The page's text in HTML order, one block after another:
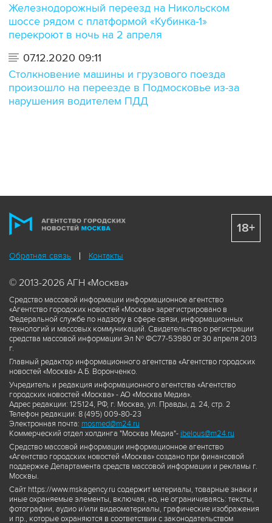
Железнодорожный переезд на Никольском
шоссе рядом с платформой «Кубинка-1»
перекроют в ночь на 2 апреля
07.12.2020 09:11
Столкновение машины и грузового поезда
произошло на переезде в Подмосковье из-за
нарушения водителем ПДД
Обратная связь Контакты
© 2013-2026 АГН «Москва»
Средство массовой информации информационное агентство
«Агентство городских новостей «Москва» зарегистрировано в
Федеральной службе по надзору в сфере связи, информационных
технологий и массовых коммуникаций. Свидетельство о регистрации
средства массовой информации Эл № ФС77-53980 от 30 апреля 2013
г.
Главный редактор информационного агентства «Агентство городских
новостей «Москва» А.Б. Воронченко.
Учредитель и редакция информационного агентства «Агентство
городских новостей «Москва» - АО «Москва Медиа».
Адрес редакции: 125124, РФ, г. Москва, ул. Правды, д. 24, стр. 2
Телефон редакции: 8 (495) 009-80-23
Электронная почта: mosmed@m24.ru
Коммерческий отдел холдинга "Москва Медиа"- ibelous@m24.ru
Средство массовой информации информационное агентство
«Агентство городских новостей «Москва» создано при финансовой
поддержке Департамента средств массовой информации и рекламы г.
Москвы.
Сайт https://www.mskagency.ru содержит материалы, товарные знаки и
иные охраняемые элементы, включая, но, не ограничиваясь: тексты,
фотографии, аудио и/или видеоматериалы, графические изображения
и пр., которые охраняются в соответствии с законодательством
18+